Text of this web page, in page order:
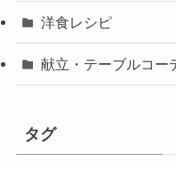
洋食レシピ
献立・テーブルコー
タグ